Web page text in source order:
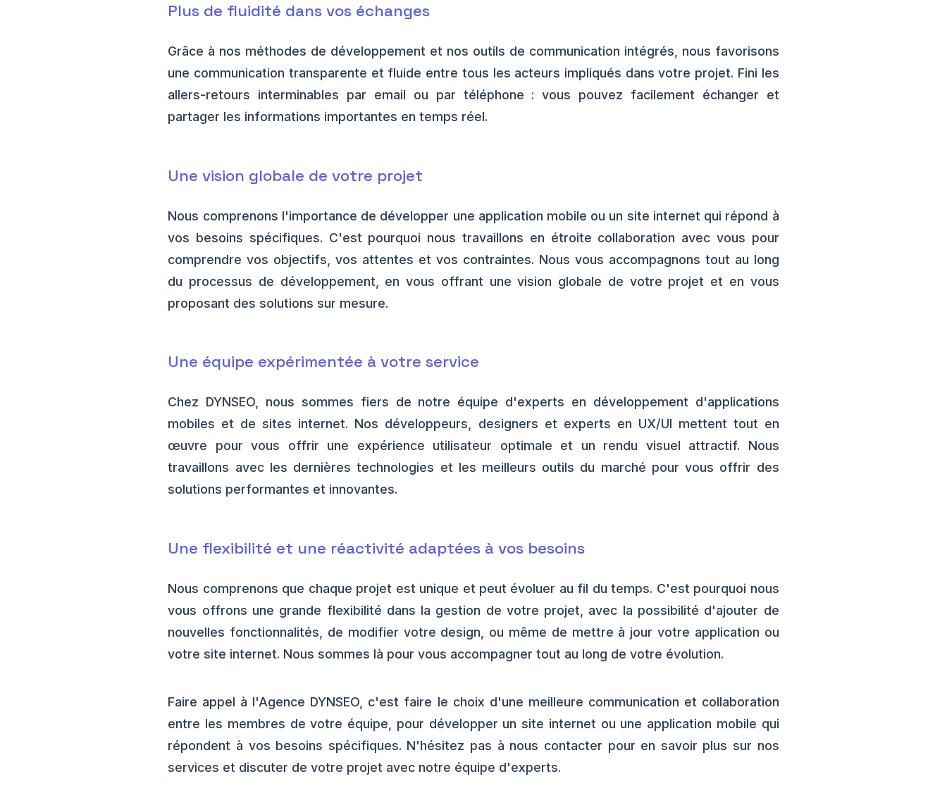
Plus de fluidité dans vos échanges
Grâce à nos méthodes de développement et nos outils de communication intégrés, nous favorisons
une communication transparente et fluide entre tous les acteurs impliqués dans votre projet. Fini les
allers-retours interminables par email ou par téléphone : vous pouvez facilement échanger et
partager les informations importantes en temps réel.
Une vision globale de votre projet
Nous comprenons l'importance de développer une application mobile ou un site internet qui répond à
vos besoins spécifiques. C'est pourquoi nous travaillons en étroite collaboration avec vous pour
comprendre vos objectifs, vos attentes et vos contraintes. Nous vous accompagnons tout au long
du processus de développement, en vous offrant une vision globale de votre projet et en vous
proposant des solutions sur mesure.
Une équipe expérimentée à votre service
Chez DYNSEO, nous sommes fiers de notre équipe d'experts en développement d'applications
mobiles et de sites internet. Nos développeurs, designers et experts en UX/UI mettent tout en
œuvre pour vous offrir une expérience utilisateur optimale et un rendu visuel attractif. Nous
travaillons avec les dernières technologies et les meilleurs outils du marché pour vous offrir des
solutions performantes et innovantes.
Une flexibilité et une réactivité adaptées à vos besoins
Nous comprenons que chaque projet est unique et peut évoluer au fil du temps. C'est pourquoi nous
vous offrons une grande flexibilité dans la gestion de votre projet, avec la possibilité d'ajouter de
nouvelles fonctionnalités, de modifier votre design, ou même de mettre à jour votre application ou
votre site internet. Nous sommes là pour vous accompagner tout au long de votre évolution.
Faire appel à l'Agence DYNSEO, c'est faire le choix d'une meilleure communication et collaboration
entre les membres de votre équipe, pour développer un site internet ou une application mobile qui
répondent à vos besoins spécifiques. N'hésitez pas à nous contacter pour en savoir plus sur nos
services et discuter de votre projet avec notre équipe d'experts.